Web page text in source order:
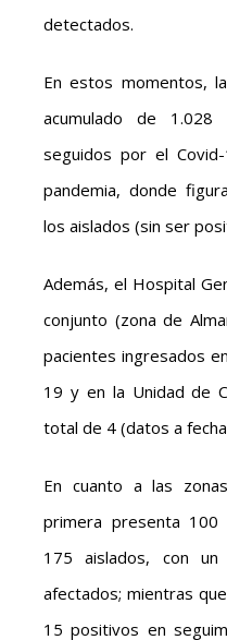
detectados.
En estos momentos,
acumulado de
seguidos por el
pandemia, donde
los aislados (sin ser
Además, el Hospital
conjunto (zona de
pacientes ingresados
19 y en la Unidad de
total de 4 (datos a
En cuanto a las
primera presenta
175 aislados, con
afectados; mientras
15 positivos en